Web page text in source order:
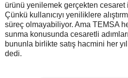
ürünü yenilemek gerçekten cesaret
Çünkü kullanıcıyı yeniliklere
süreç olmayabiliyor. Ama TEMSA
sunma konusunda cesaretli
bununla birlikte satış hacmini her
dedi.